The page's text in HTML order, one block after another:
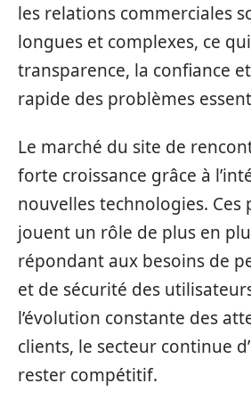
les relations commerciales
longues et complexes, ce
transparence, la confiance
rapide des problèmes
Le marché du site de
forte croissance grâce à
nouvelles technologies. Ces
jouent un rôle de plus en
répondant aux besoins de
et de sécurité des
l’évolution constante des
clients, le secteur continue
rester compétitif.